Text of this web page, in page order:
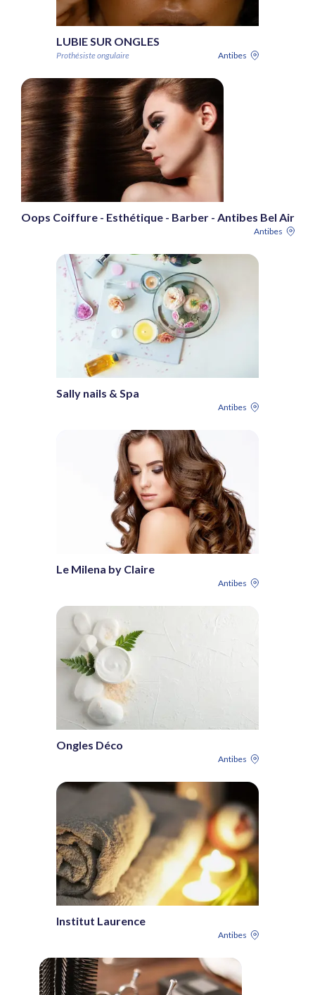
LUBIE SUR ONGLES
Prothésiste ongulaire Antibes
Oops Coiffure - Esthétique - Barber - Antibes Bel Air
Antibes
Sally nails & Spa
Antibes
Le Milena by Claire
Antibes
Ongles Déco
Antibes
Institut Laurence
Antibes